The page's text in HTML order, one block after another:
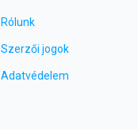
Rólunk
Szerzői jogok
Adatvédelem